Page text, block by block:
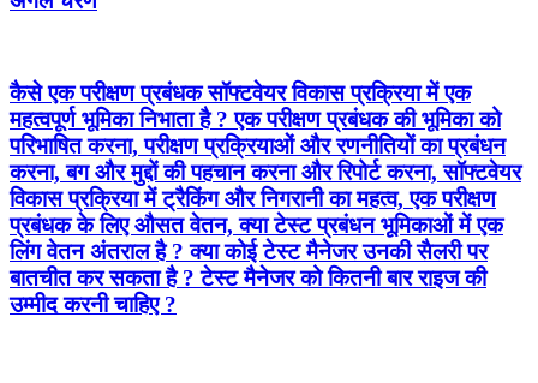
कैसे एक परीक्षण प्रबंधक सॉफ्टवेयर विकास प्रक्रिया में एक
महत्वपूर्ण भूमिका निभाता है ? एक परीक्षण प्रबंधक की भूमिका को
परिभाषित करना, परीक्षण प्रक्रियाओं और रणनीतियों का प्रबंधन
करना, बग और मुद्दों की पहचान करना और रिपोर्ट करना, सॉफ्टवेयर
विकास प्रक्रिया में ट्रैकिंग और निगरानी का महत्व, एक परीक्षण
प्रबंधक के लिए औसत वेतन, क्या टेस्ट प्रबंधन भूमिकाओं में एक
लिंग वेतन अंतराल है ? क्या कोई टेस्ट मैनेजर उनकी सैलरी पर
बातचीत कर सकता है ? टेस्ट मैनेजर को कितनी बार राइज की
उम्मीद करनी चाहिए ?